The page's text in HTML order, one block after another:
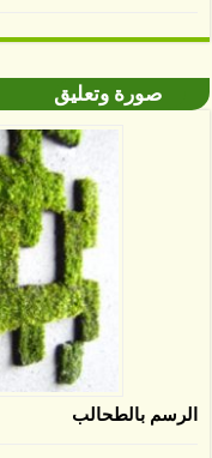
صورة وتعليق
الرسم بالطحالب